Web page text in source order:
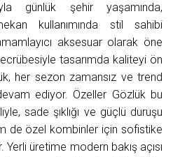
günlük şehir yaşamında,
kullanımında stil sahibi
aksesuar olarak öne
tasarımda kaliteyi ön
her sezon zamansız ve trend
ediyor. Özeller Gözlük bu
sade şıklığı ve güçlü duruşu
de özel kombinler için sofistike
üretime modern bakış açısı